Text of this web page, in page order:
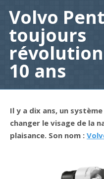
Volvo
toujours
10 ans
Il y a dix ans, un
changer le visage de la
plaisance. Son nom :